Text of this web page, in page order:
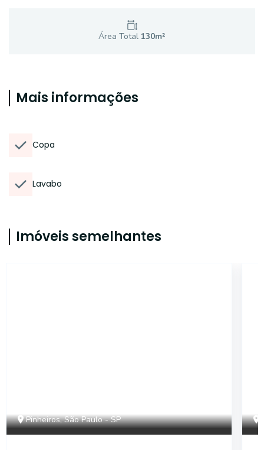
Área Total 130m²
Mais informações
Copa
Lavabo
Imóveis semelhantes
Pinheiros, São Paulo - SP